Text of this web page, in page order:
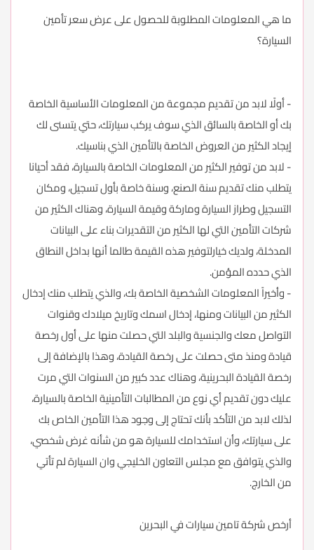
ما هي المعلومات المطلوبة للحصول على عرض سعر تأمين
السيارة؟
- أولًا لابد من تقديم مجموعة من المعلومات الأساسية الخاصة
بك أو الخاصة بالسائق الذي سوف يركب سيارتك، حتي يتسنى لك
إيجاد الكثير من العروض الخاصة بالتأمين الذي بناسيك.
- لابد من توفير الكثير من المعلومات الخاصة بالسيارة، فقد أحيانا
يتطلب منك تقديم سنة الصنع، وسنة خاصة بأول تسجيل، ومكان
التسجيل وطراز السيارة وماركة وقيمة السيارة، وهناك الكثير من
شركات التأمين التي لها الكثير من التقديرات بناء على البيانات
المدخلة، ولديك خيارلتوفير هذه القيمة طالما أنها بداخل النطاق
الذي حدده المؤمن.
- وأخيراً المعلومات الشخصية الخاصة بك، والذي يتطلب منك إدخال
الكثير من البيانات ومنها، إدخال اسمك وتاريخ ميلادك وقنوات
التواصل معك والجنسية والبلد التي حصلت منها على أول رخصة
قيادة ومنذ متى حصلت على رخصة القيادة، وهذا بالإضافة إلى
رخصة القيادة البحرينية، وهناك عدد كبير من السنوات التي مرت
عليك دون تقديم أي نوع من المطالبات التأمينية الخاصة بالسيارة،
لذلك لابد من التأكد بأنك تحتاج إلى وجود هذا التأمين الخاص بك
على سيارتك، وأن استخدامك للسيارة هو من شأنه غرض شخصي،
والذي يتوافق مع مجلس التعاون الخليجي وان السيارة لم تأتي
من الخارج.
أرخص شركة تامين سيارات في البحرين